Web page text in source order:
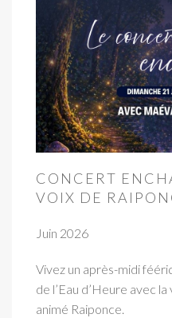
CONCERT
VOIX DE
Juin 2026
Vivez un après-midi
de l’Eau d’Heure avec
animé Raiponce.